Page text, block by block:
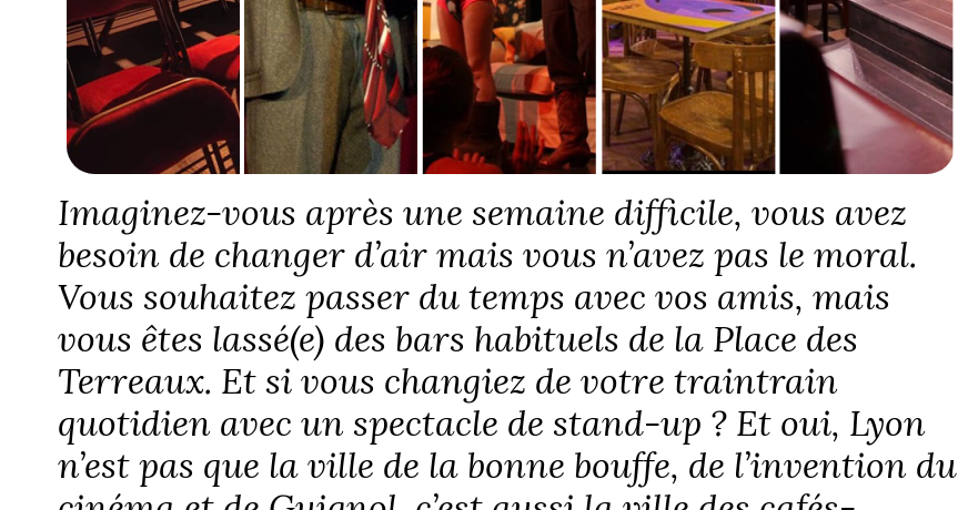
Imaginez-vous après une semaine difficile, vous avez
besoin de changer d’air mais vous n’avez pas le moral.
Vous souhaitez passer du temps avec vos amis, mais
vous êtes lassé(e) des bars habituels de la Place des
Terreaux. Et si vous changiez de votre traintrain
quotidien avec un spectacle de stand-up ? Et oui, Lyon
n’est pas que la ville de la bonne bouffe, de l’invention du